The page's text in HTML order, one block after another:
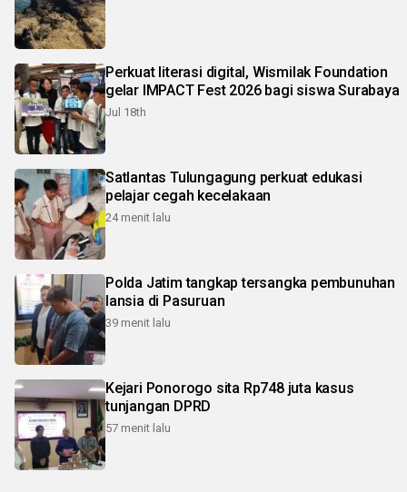
Perkuat literasi digital, Wismilak Foundation
gelar IMPACT Fest 2026 bagi siswa Surabaya
Jul 18th
Satlantas Tulungagung perkuat edukasi
pelajar cegah kecelakaan
24 menit lalu
Polda Jatim tangkap tersangka pembunuhan
lansia di Pasuruan
39 menit lalu
Kejari Ponorogo sita Rp748 juta kasus
tunjangan DPRD
57 menit lalu